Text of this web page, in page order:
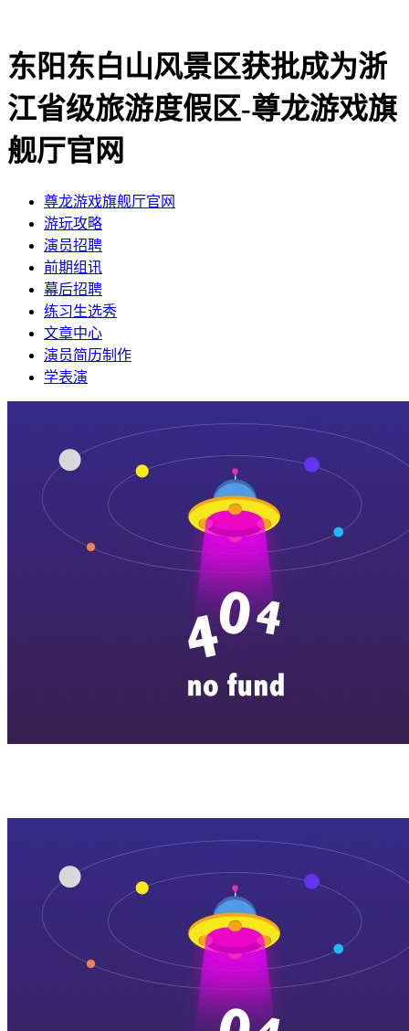
东阳东白山风景区获批成为浙
江省级旅游度假区-尊龙游戏旗
舰厅官网
尊龙游戏旗舰厅官网
​游玩攻略
​演员招聘
​前期组讯
​幕后招聘
​练习生选秀
文章中心
演员简历制作
学表演